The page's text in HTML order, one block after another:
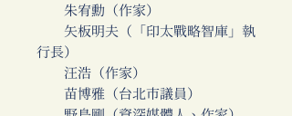
朱宥勳（作家）
矢板明夫（「印太戰略智庫」執
行長）
汪浩（作家）
苗博雅（台北市議員）